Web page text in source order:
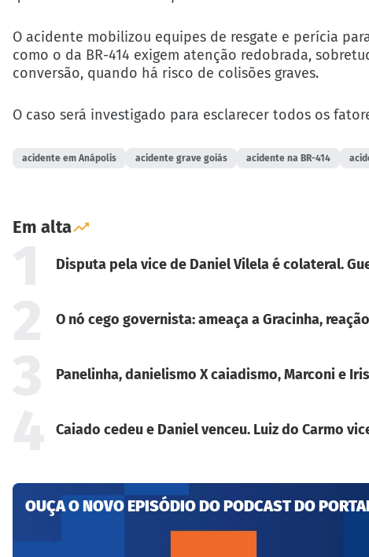
O acidente mobilizou equipes de resgate e perícia
como o da BR-414 exigem atenção redobrada,
conversão, quando há risco de colisões graves.
O caso será investigado para esclarecer todos os
acidente em Anápolis acidente grave goiás acidente na BR-414
Em alta
Disputa pela vice de Daniel Vilela é colateral.
O nó cego governista: ameaça a Gracinha,
Panelinha, danielismo X caiadismo, Marconi e
Caiado cedeu e Daniel venceu. Luiz do Carmo
OUÇA O NOVO EPISÓDIO DO PODCAST DO